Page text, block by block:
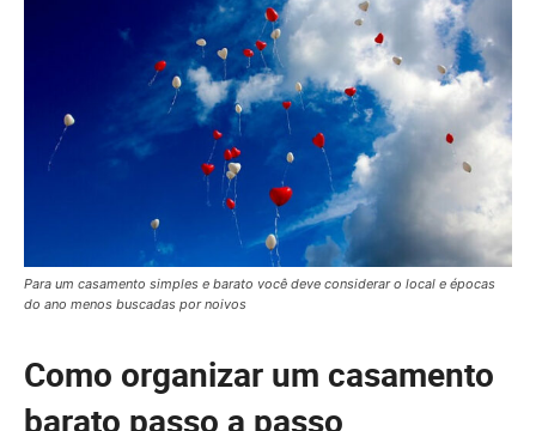
Para um casamento simples e barato você deve considerar o local e épocas
do ano menos buscadas por noivos
Como organizar um casamento
barato passo a passo